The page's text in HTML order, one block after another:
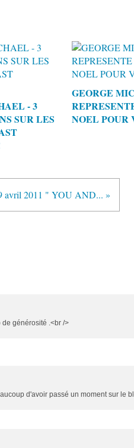
- 3
SUR LES
GEORGE
NOEL POUR
avril 2011 " YOU AND... »
générosité .<br />
d'avoir passé un moment sur le